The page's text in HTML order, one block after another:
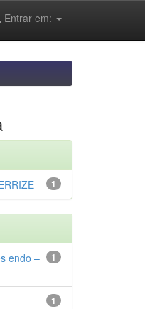
Entrar em:
1
1
endo –
1